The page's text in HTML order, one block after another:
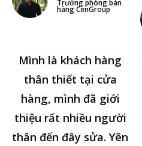
Trưởng phòng bán
hàng CenGroup
Mình là khách hàng
thân thiết tại cửa
hàng, mình đã giới
thiệu rất nhiều người
thân đến đây sửa. Yên